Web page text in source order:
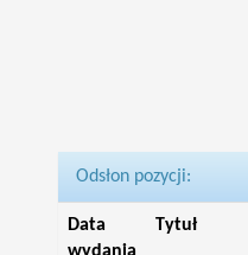
Odsłon pozycji:
Data
Tytuł